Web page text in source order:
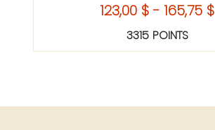
123,00 $ - 165,75 $
3315 POINTS